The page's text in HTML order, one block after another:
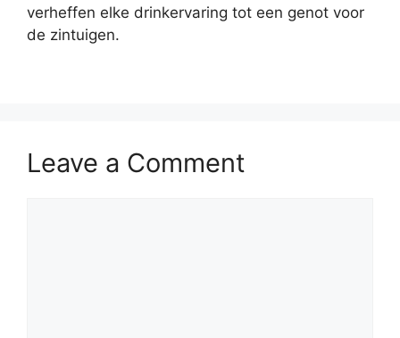
verheffen elke drinkervaring tot een genot voor
de zintuigen.
Leave a Comment